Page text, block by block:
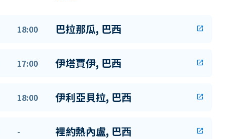
18:00 巴拉那瓜, 巴西 open_in_new
17:00 伊塔賈伊, 巴西 open_in_new
18:00 伊利亞貝拉, 巴西 open_in_new
- 裡約熱內盧, 巴西 open_in_new